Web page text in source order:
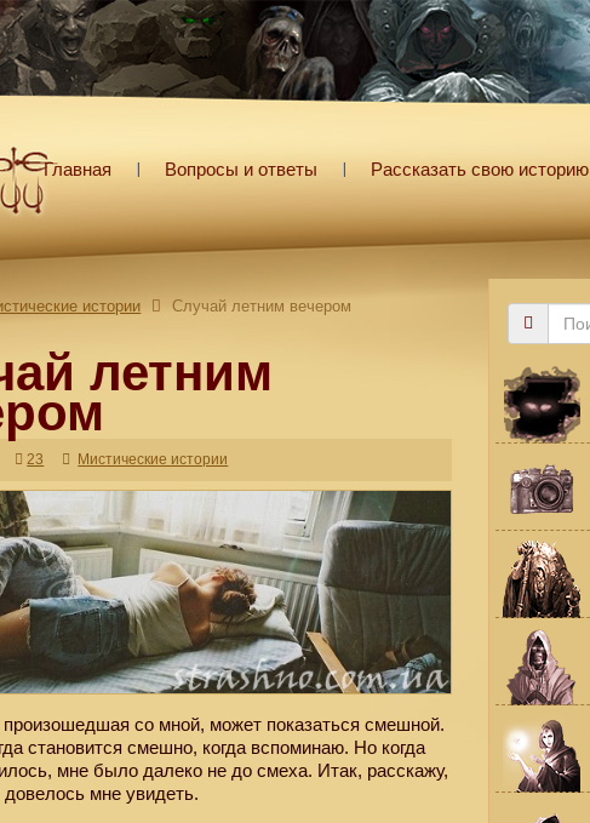
Главная Вопросы и ответы Рассказать свою историю
истории Случай летним вечером
летним
23 Мистические истории
произошедшая со мной, может показаться смешной.
становится смешно, когда вспоминаю. Но когда
мне было далеко не до смеха. Итак, расскажу,
мне увидеть.
Поиск